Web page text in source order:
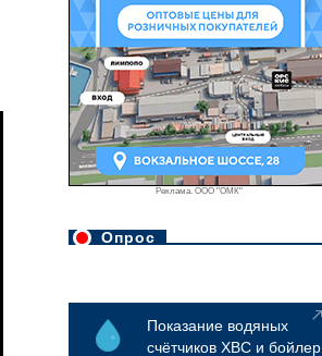
Реклама. ООО "ОМК"
Опрос
Показание водяных
счётчиков ХВС и бойлер